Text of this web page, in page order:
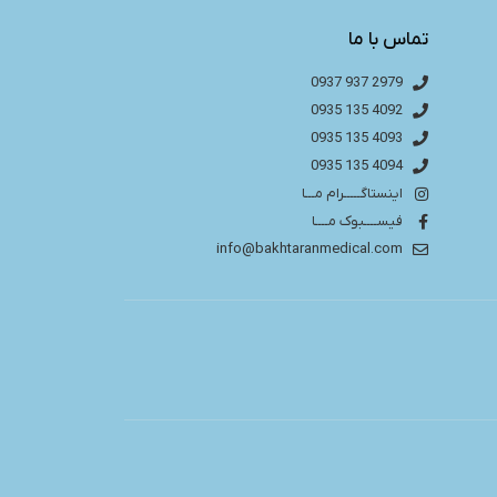
تماس با ما
2979 937 0937
4092 135 0935
4093 135 0935
4094 135 0935
اینستاگـــــرام مـــا
فیســــبوک مــــا
info@bakhtaranmedical.com